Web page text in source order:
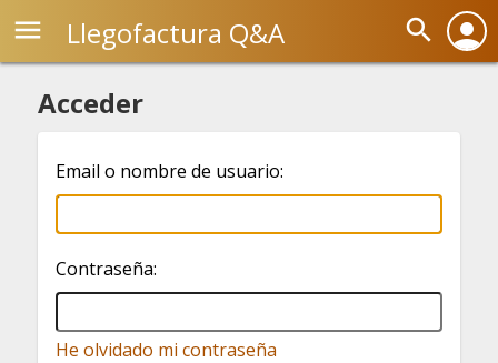
Llegofactura Q&A
menu search person
Acceder
Email o nombre de usuario:
Contraseña:
He olvidado mi contraseña